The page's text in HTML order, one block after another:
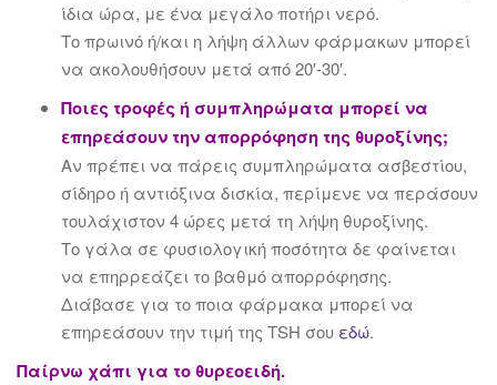
ίδια ώρα, με ένα μεγάλο ποτήρι νερό.
Το πρωινό ή/και η λήψη άλλων φάρμακων μπορεί
να ακολουθήσουν μετά από 20′-30′.
Ποιες τροφές ή συμπληρώματα μπορεί να
επηρεάσουν την απορρόφηση της θυροξίνης;
Αν πρέπει να πάρεις συμπληρώματα ασβεστίου,
σίδηρο ή αντιόξινα δισκία, περίμενε να περάσουν
τουλάχιστον 4 ώρες μετά τη λήψη θυροξίνης.
Το γάλα σε φυσιολογική ποσότητα δε φαίνεται
να επηρρεάζει το βαθμό απορρόφησης.
Διάβασε για το ποια φάρμακα μπορεί να
επηρεάσουν την τιμή της TSH σου εδώ.
Παίρνω χάπι για το θυρεοειδή.